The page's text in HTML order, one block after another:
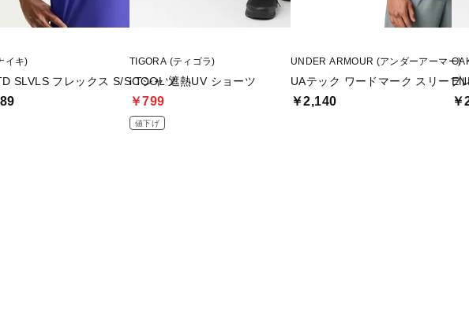
イキ)
SLVLS フレックス S/S Tシャツ
TIGORA (ティゴラ)
iCOOL 遮熱UV ショーツ
￥799
値下げ
UNDER ARMOUR (アンダーアーマー)
UAテック ワードマーク スリーブ
￥2,140 ￥